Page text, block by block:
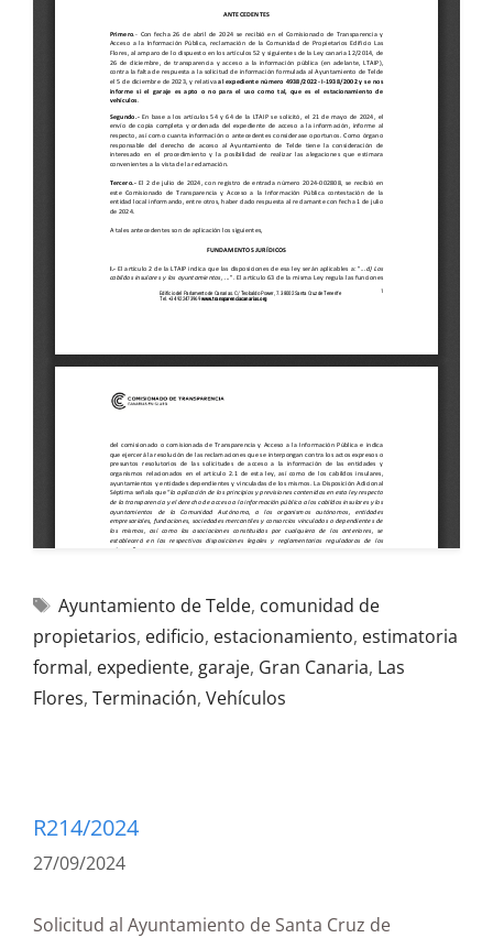
Ayuntamiento de Telde, comunidad de
propietarios, edificio, estacionamiento, estimatoria
formal, expediente, garaje, Gran Canaria, Las
Flores, Terminación, Vehículos
R214/2024
27/09/2024
Solicitud al Ayuntamiento de Santa Cruz de